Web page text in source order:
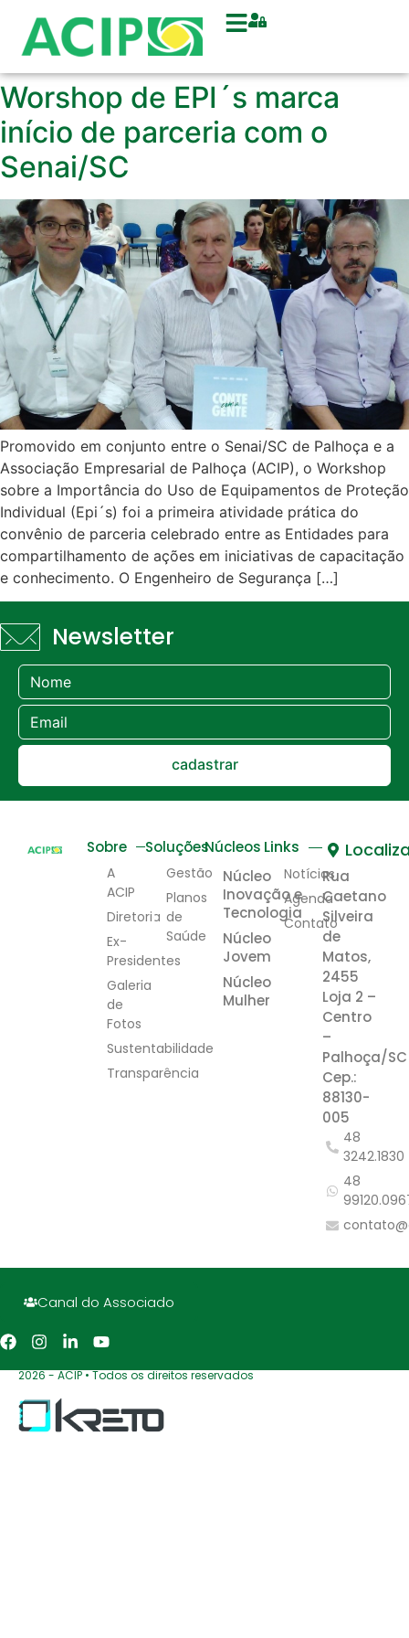
Worshop de EPI´s marca
início de parceria com o
Senai/SC
Promovido em conjunto entre o Senai/SC de Palhoça e a
Associação Empresarial de Palhoça (ACIP), o Workshop
sobre a Importância do Uso de Equipamentos de Proteção
Individual (Epi´s) foi a primeira atividade prática do
convênio de parceria celebrado entre as Entidades para
compartilhamento de ações em iniciativas de capacitação
e conhecimento. O Engenheiro de Segurança […]
Newsletter
cadastrar
Sobre
A
ACIP
Diretoria
Ex-
Presidentes
Galeria
de
Fotos
Sustentabilidade
Transparência
Soluções
Gestão
Planos
de
Saúde
Núcleos
Núcleo
Inovação e
Tecnologia
Núcleo
Jovem
Núcleo
Mulher
Links
Notícias
Agenda
Contato
Rua
Caetano
Silveira
de
Matos,
2455
Loja 2 –
Centro
–
Palhoça/SC
Cep.:
88130-
005
48
3242.1830
48
Canal do Associado
2026 - ACIP • Todos os direitos reservados